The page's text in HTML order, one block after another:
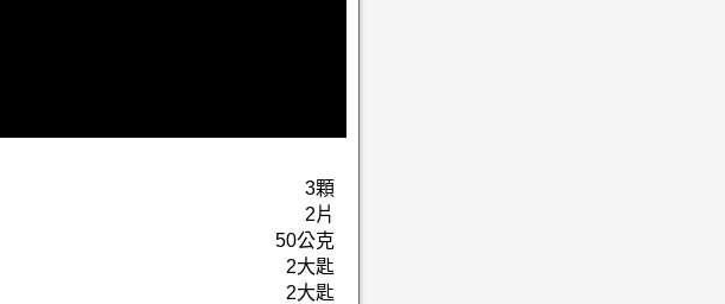
3顆
2片
50公克
2大匙
2大匙